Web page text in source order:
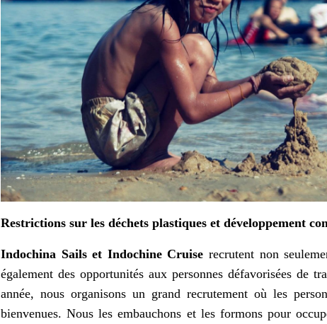
Restrictions sur les déchets plastiques et développement
Indochina Sails et Indochine Cruise recrutent non
également des opportunités aux personnes défavorisées de
année, nous organisons un grand recrutement où les
bienvenues. Nous les embauchons et les formons pour